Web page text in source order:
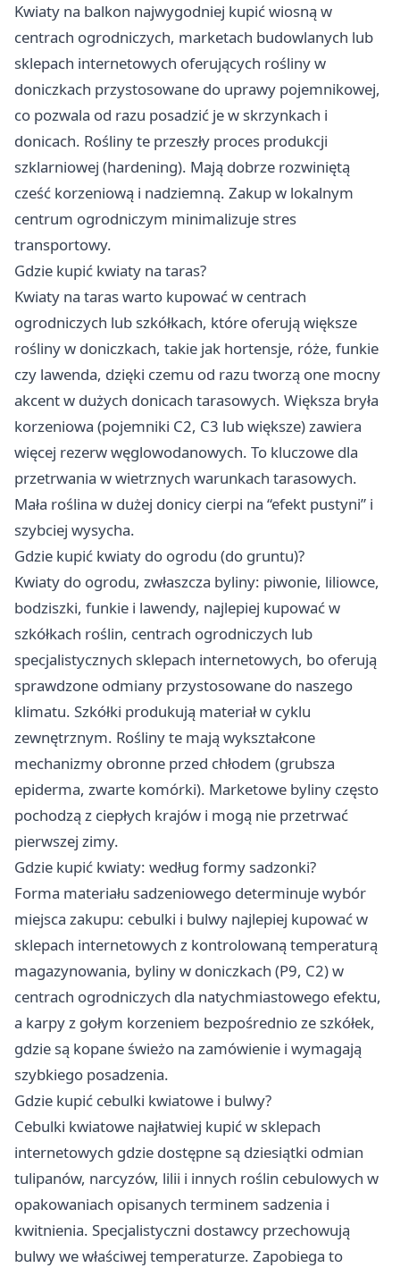
Kwiaty na balkon najwygodniej kupić wiosną w
centrach ogrodniczych, marketach budowlanych lub
sklepach internetowych oferujących rośliny w
doniczkach przystosowane do uprawy pojemnikowej,
co pozwala od razu posadzić je w skrzynkach i
donicach. Rośliny te przeszły proces produkcji
szklarniowej (hardening). Mają dobrze rozwiniętą
cześć korzeniową i nadziemną. Zakup w lokalnym
centrum ogrodniczym minimalizuje stres
transportowy.
Gdzie kupić kwiaty na taras?
Kwiaty na taras warto kupować w centrach
ogrodniczych lub szkółkach, które oferują większe
rośliny w doniczkach, takie jak hortensje, róże, funkie
czy lawenda, dzięki czemu od razu tworzą one mocny
akcent w dużych donicach tarasowych. Większa bryła
korzeniowa (pojemniki C2, C3 lub większe) zawiera
więcej rezerw węglowodanowych. To kluczowe dla
przetrwania w wietrznych warunkach tarasowych.
Mała roślina w dużej donicy cierpi na “efekt pustyni” i
szybciej wysycha.
Gdzie kupić kwiaty do ogrodu (do gruntu)?
Kwiaty do ogrodu, zwłaszcza byliny: piwonie, liliowce,
bodziszki, funkie i lawendy, najlepiej kupować w
szkółkach roślin, centrach ogrodniczych lub
specjalistycznych sklepach internetowych, bo oferują
sprawdzone odmiany przystosowane do naszego
klimatu. Szkółki produkują materiał w cyklu
zewnętrznym. Rośliny te mają wykształcone
mechanizmy obronne przed chłodem (grubsza
epiderma, zwarte komórki). Marketowe byliny często
pochodzą z ciepłych krajów i mogą nie przetrwać
pierwszej zimy.
Gdzie kupić kwiaty: według formy sadzonki?
Forma materiału sadzeniowego determinuje wybór
miejsca zakupu: cebulki i bulwy najlepiej kupować w
sklepach internetowych z kontrolowaną temperaturą
magazynowania, byliny w doniczkach (P9, C2) w
centrach ogrodniczych dla natychmiastowego efektu,
a karpy z gołym korzeniem bezpośrednio ze szkółek,
gdzie są kopane świeżo na zamówienie i wymagają
szybkiego posadzenia.
Gdzie kupić cebulki kwiatowe i bulwy?
Cebulki kwiatowe najłatwiej kupić w sklepach
internetowych gdzie dostępne są dziesiątki odmian
tulipanów, narcyzów, lilii i innych roślin cebulowych w
opakowaniach opisanych terminem sadzenia i
kwitnienia. Specjalistyczni dostawcy przechowują
bulwy we właściwej temperaturze. Zapobiega to